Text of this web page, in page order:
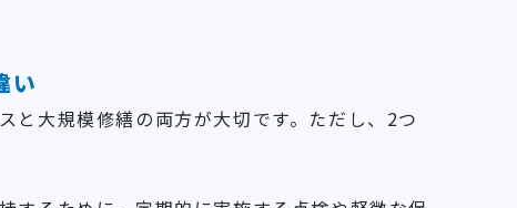
い
と大規模修繕の両方が大切です。ただし、2つ